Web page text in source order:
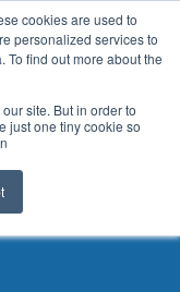
cookies are used to
personalized services to
To find out more about the
site. But in order to
just one tiny cookie so
Arabic
English
French
Spanish
Hindi